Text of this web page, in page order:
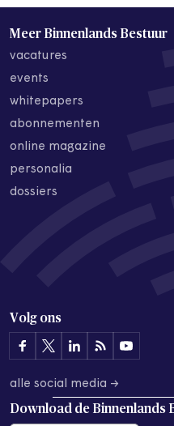
Meer Binnenlands Bestuur
vacatures
events
whitepapers
abonnementen
online magazine
personalia
dossiers
Volg ons
alle social media →
Download de Binnenlands